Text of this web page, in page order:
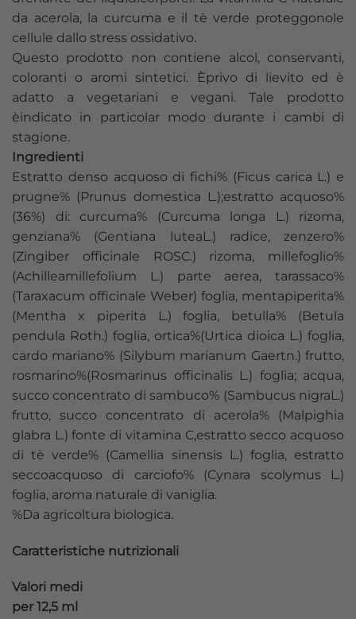
da acerola, la curcuma e il tè verde proteggonole
cellule dallo stress ossidativo.
Questo prodotto non contiene alcol, conservanti,
coloranti o aromi sintetici. Èprivo di lievito ed è
adatto a vegetariani e vegani. Tale prodotto
èindicato in particolar modo durante i cambi di
stagione.
Ingredienti
Estratto denso acquoso di fichi% (Ficus carica L.) e
prugne% (Prunus domestica L.);estratto acquoso%
(36%) di: curcuma% (Curcuma longa L.) rizoma,
genziana% (Gentiana luteaL.) radice, zenzero%
(Zingiber officinale ROSC.) rizoma, millefoglio%
(Achilleamillefolium L.) parte aerea, tarassaco%
(Taraxacum officinale Weber) foglia, mentapiperita%
(Mentha x piperita L.) foglia, betulla% (Betula
pendula Roth.) foglia, ortica%(Urtica dioica L.) foglia,
cardo mariano% (Silybum marianum Gaertn.) frutto,
rosmarino%(Rosmarinus officinalis L.) foglia; acqua,
succo concentrato di sambuco% (Sambucus nigraL.)
frutto, succo concentrato di acerola% (Malpighia
glabra L.) fonte di vitamina C,estratto secco acquoso
di tè verde% (Camellia sinensis L.) foglia, estratto
seccoacquoso di carciofo% (Cynara scolymus L.)
foglia, aroma naturale di vaniglia.
%Da agricoltura biologica.
Caratteristiche nutrizionali
Valori medi
per 12,5 ml